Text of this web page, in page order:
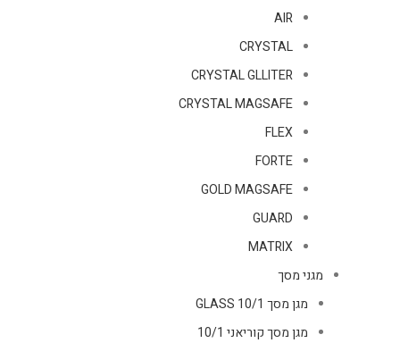
AIR
CRYSTAL
CRYSTAL GLLITER
CRYSTAL MAGSAFE
FLEX
FORTE
GOLD MAGSAFE
GUARD
MATRIX
מגני מסך
מגן מסך GLASS 10/1
מגן מסך קוריאני 10/1